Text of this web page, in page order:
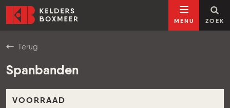
Ga naar inhoud
Kelders Boxmeer
MENU ZOEK
Terug
Spanbanden
VOORRAAD